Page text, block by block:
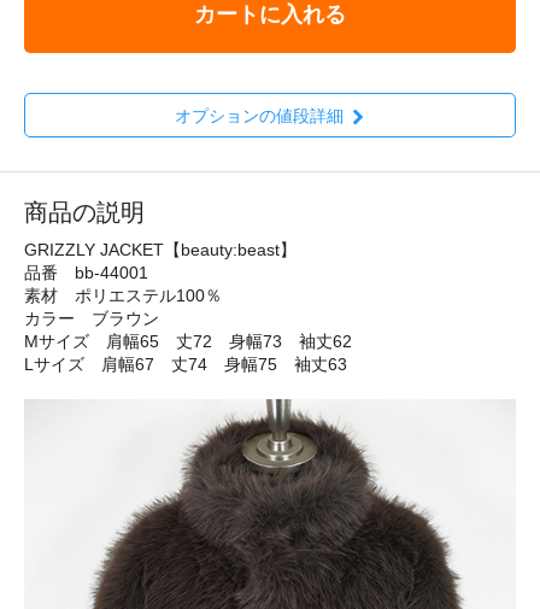
カートに入れる
オプションの値段詳細
商品の説明
GRIZZLY JACKET【beauty:beast】
品番 bb-44001
素材 ポリエステル100％
カラー ブラウン
Mサイズ 肩幅65 丈72 身幅73 袖丈62
Lサイズ 肩幅67 丈74 身幅75 袖丈63